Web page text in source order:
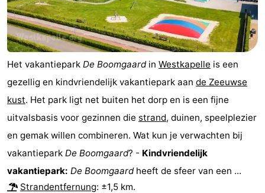
Zandput
Hof
Domburg
-
Joossesweg
-
Résidence
Wijngaerde
Hotels
Lastminutes
Strand
Sehen
&
-
Het vakantiepark De Boomgaardin Westkapelle is een
gezellig en kindvriendelijk vakantiepark aan de Zeeuwse
kust. Het park ligt net buiten het dorp en is een fijne
uitvalsbasis voor gezinnen die strand, duinen, speelplezier
en gemak willen combineren. Wat kun je verwachten bij
vakantiepark De Boomgaard? - Kindvriendelijk
vakantiepark: De Boomgaardheeft de sfeer van een ...
Strandentfernung: ±1,5 km.